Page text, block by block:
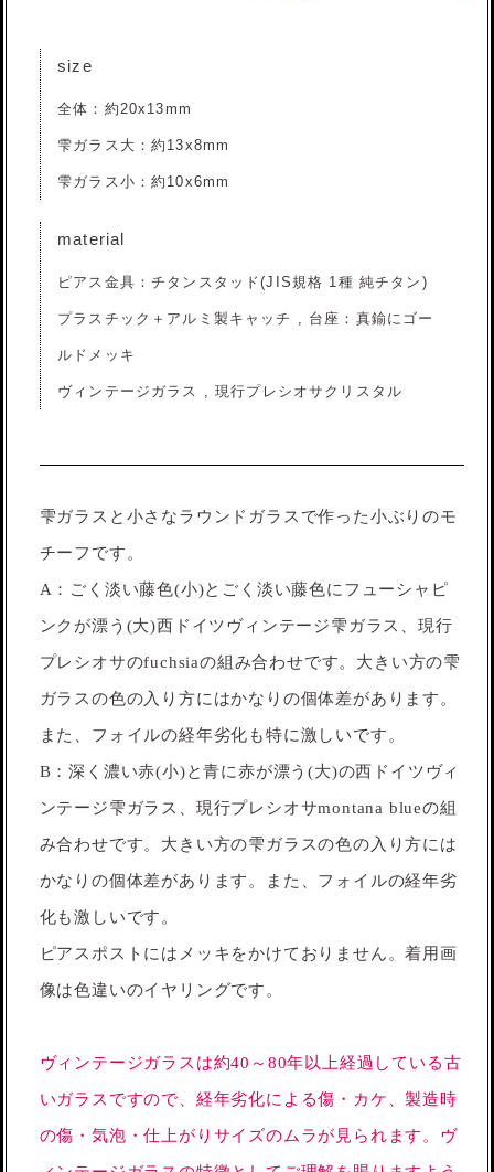
size
全体：約20x13mm
雫ガラス大：約13x8mm
雫ガラス小：約10x6mm
material
ピアス金具：チタンスタッド(JIS規格 1種 純チタン)
プラスチック＋アルミ製キャッチ , 台座：真鍮にゴー
ルドメッキ
ヴィンテージガラス , 現行プレシオサクリスタル
雫ガラスと小さなラウンドガラスで作った小ぶりのモ
チーフです。
A：ごく淡い藤色(小)とごく淡い藤色にフューシャピ
ンクが漂う(大)西ドイツヴィンテージ雫ガラス、現行
プレシオサのfuchsiaの組み合わせです。大きい方の雫
ガラスの色の入り方にはかなりの個体差があります。
また、フォイルの経年劣化も特に激しいです。
B：深く濃い赤(小)と青に赤が漂う(大)の西ドイツヴィ
ンテージ雫ガラス、現行プレシオサmontana blueの組
み合わせです。大きい方の雫ガラスの色の入り方には
かなりの個体差があります。また、フォイルの経年劣
化も激しいです。
ピアスポストにはメッキをかけておりません。着用画
像は色違いのイヤリングです。
ヴィンテージガラスは約40～80年以上経過している古
いガラスですので、経年劣化による傷・カケ、製造時
の傷・気泡・仕上がりサイズのムラが見られます。ヴ